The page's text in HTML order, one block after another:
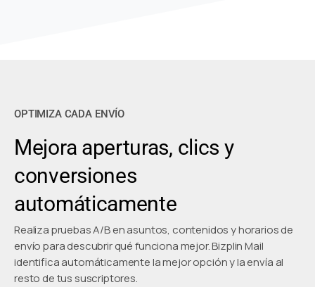
OPTIMIZA CADA ENVÍO
Mejora aperturas, clics y
conversiones
automáticamente
Realiza pruebas A/B en asuntos, contenidos y horarios de
envío para descubrir qué funciona mejor. Bizplin Mail
identifica automáticamente la mejor opción y la envía al
resto de tus suscriptores.